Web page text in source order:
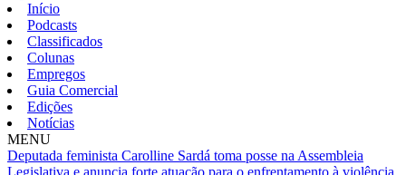
Início
Podcasts
Classificados
Colunas
Empregos
Guia Comercial
Edições
Notícias
MENU
Deputada feminista Carolline Sardá toma posse na Assembleia
Legislativa e anuncia forte atuação para o enfrentamento à violência